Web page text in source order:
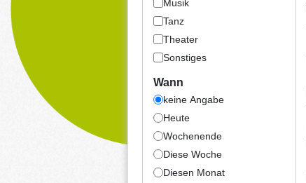
Musik
Tanz
Theater
Sonstiges
Wann
keine Angabe
Heute
Wochenende
Diese Woche
Diesen Monat